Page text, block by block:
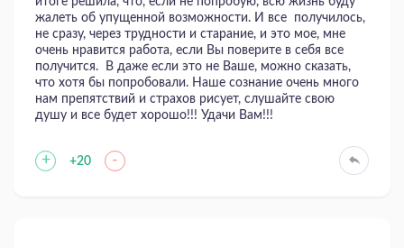
жалеть об упущенной возможности. И все получилось,
не сразу, через трудности и старание, и это мое, мне
очень нравится работа, если Вы поверите в себя все
получится. В даже если это не Ваше, можно сказать,
что хотя бы попробовали. Наше сознание очень много
нам препятствий и страхов рисует, слушайте свою
душу и все будет хорошо!!! Удачи Вам!!!
+ +20 -